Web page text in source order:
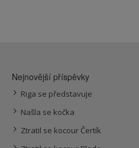
Nejnovější příspěvky
Riga se představuje
Našla se kočka
Ztratil se kocour Čertík